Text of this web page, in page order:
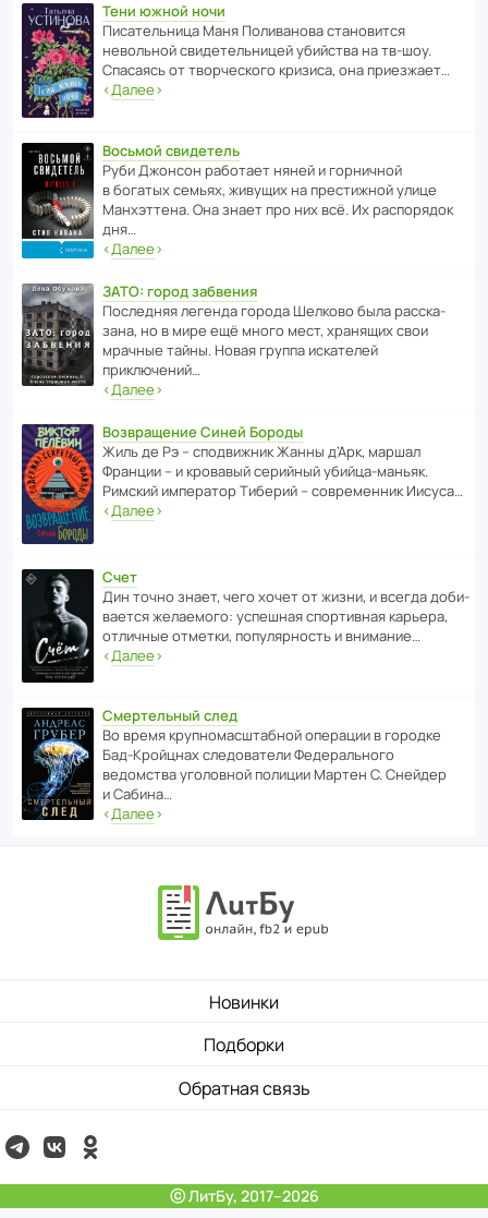
Тени южной ночи
Писа­тель­ница Маня Поли­ва­нова стано­вится
невольной свиде­тель­ницей убийства на тв-шоу.
Спасаясь от твор­че­с­кого кризиса, она приезжает…
‹Далее›
Восьмой свидетель
Руби Джонсон рабо­тает няней и горни­чной
в богатых семьях, живущих на прес­ти­жной улице
Манх­эт­тена. Она знает про них всё. Их распо­рядок
дня…
‹Далее›
ЗАТО: город забвения
После­дняя легенда города Шелково была расска­
зана, но в мире ещё много мест, хранящих свои
мрачные тайны. Новая группа иска­телей
приключений…
‹Далее›
Возвращение Синей Бороды
Жиль де Рэ – спод­ви­жник Жанны д’Арк, маршал
Франции – и кровавый серийный убийца-маньяк.
Римский импе­ратор Тиберий – совре­менник Иисуса…
‹Далее›
Счет
Дин точно знает, чего хочет от жизни, и всегда доби­
ва­ется жела­е­мого: успе­шная спор­ти­вная карьера,
отли­чные отметки, попу­ля­р­ность и внимание…
‹Далее›
Смертельный след
Во время круп­но­мас­ш­та­бной операции в городке
Бад‑Крой­цнах следо­ва­тели Феде­раль­ного
ведомства уголо­вной полиции Мартен С. Снейдер
и Сабина…
‹Далее›
Новинки
Подборки
Обратная связь
ⓒ ЛитБу, 2017–2026